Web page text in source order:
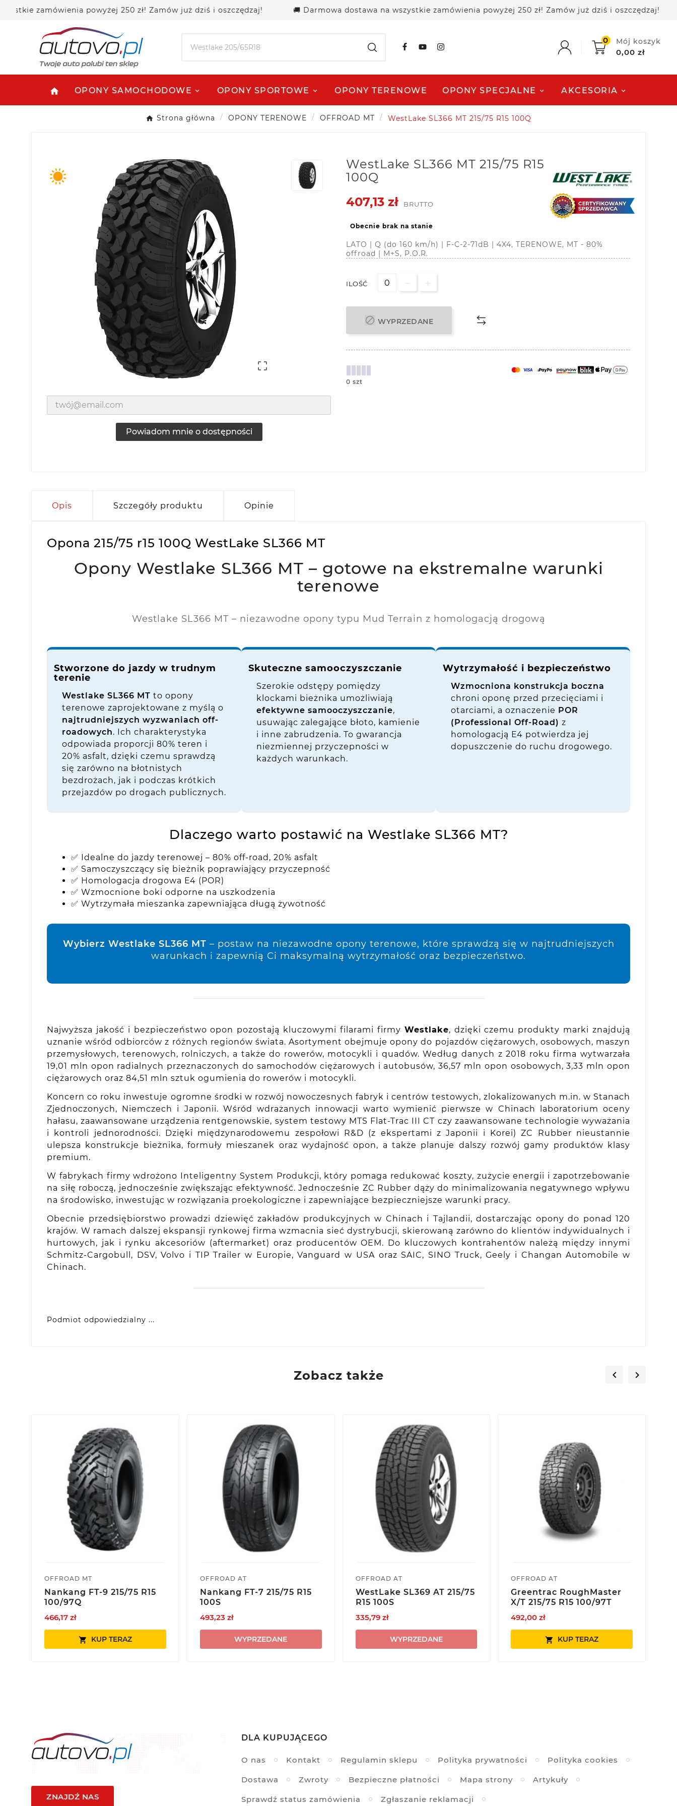
zamówienia powyżej 250 zł! Zamów już dziś i oszczędzaj! 🚚 Darmowa dostawa na wszystkie zamówienia powyżej 250 zł! Zamów już dziś i oszczędzaj!
0 Mój koszyk
0,00 zł
home OPONY SAMOCHODOWE OPONY SPORTOWE OPONY TERENOWE OPONY SPECJALNE AKCESORIA
Strona główna OPONY TERENOWE OFFROAD MT WestLake SL366 MT 215/75 R15 100Q

Powiadom mnie o dostępności
WestLake SL366 MT 215/75 R15
100Q
407,13 zł
BRUTTO
Obecnie brak na stanie
LATO | Q (do 160 km/h) | F-C-2-71dB | 4X4, TERENOWE, MT - 80%
offroad | M+S, P.O.R.
ILOŚĆ
 WYPRZEDANE
0 szt
Opis Szczegóły produktu Opinie
Opona 215/75 r15 100Q WestLake SL366 MT
Opony Westlake SL366 MT – gotowe na ekstremalne warunki
terenowe
Westlake SL366 MT – niezawodne opony typu Mud Terrain z homologacją drogową
Stworzone do jazdy w trudnym
terenie
Westlake SL366 MT to opony
terenowe zaprojektowane z myślą o
najtrudniejszych wyzwaniach off-
roadowych. Ich charakterystyka
odpowiada proporcji 80% teren i
20% asfalt, dzięki czemu sprawdzą
się zarówno na błotnistych
bezdrożach, jak i podczas krótkich
przejazdów po drogach publicznych.
Skuteczne samooczyszczanie
Szerokie odstępy pomiędzy
klockami bieżnika umożliwiają
efektywne samooczyszczanie,
usuwając zalegające błoto, kamienie
i inne zabrudzenia. To gwarancja
niezmiennej przyczepności w
każdych warunkach.
Wytrzymałość i bezpieczeństwo
Wzmocniona konstrukcja boczna
chroni oponę przed przecięciami i
otarciami, a oznaczenie POR
(Professional Off-Road) z
homologacją E4 potwierdza jej
dopuszczenie do ruchu drogowego.
Dlaczego warto postawić na Westlake SL366 MT?
✅ Idealne do jazdy terenowej – 80% off-road, 20% asfalt
✅ Samoczyszczący się bieżnik poprawiający przyczepność
✅ Homologacja drogowa E4 (POR)
✅ Wzmocnione boki odporne na uszkodzenia
✅ Wytrzymała mieszanka zapewniająca długą żywotność
Wybierz Westlake SL366 MT – postaw na niezawodne opony terenowe, które sprawdzą się w najtrudniejszych
warunkach i zapewnią Ci maksymalną wytrzymałość oraz bezpieczeństwo.
Najwyższa jakość i bezpieczeństwo opon pozostają kluczowymi filarami firmy Westlake, dzięki czemu produkty marki znajdują
uznanie wśród odbiorców z różnych regionów świata. Asortyment obejmuje opony do pojazdów ciężarowych, osobowych, maszyn
przemysłowych, terenowych, rolniczych, a także do rowerów, motocykli i quadów. Według danych z 2018 roku firma wytwarzała
19,01 mln opon radialnych przeznaczonych do samochodów ciężarowych i autobusów, 36,57 mln opon osobowych, 3,33 mln opon
ciężarowych oraz 84,51 mln sztuk ogumienia do rowerów i motocykli.
Koncern co roku inwestuje ogromne środki w rozwój nowoczesnych fabryk i centrów testowych, zlokalizowanych m.in. w Stanach
Zjednoczonych, Niemczech i Japonii. Wśród wdrażanych innowacji warto wymienić pierwsze w Chinach laboratorium oceny
hałasu, zaawansowane urządzenia rentgenowskie, system testowy MTS Flat-Trac III CT czy zaawansowane technologie wyważania
i kontroli jednorodności. Dzięki międzynarodowemu zespołowi R&D (z ekspertami z Japonii i Korei) ZC Rubber nieustannie
ulepsza konstrukcje bieżnika, formuły mieszanek oraz wydajność opon, a także planuje dalszy rozwój gamy produktów klasy
premium.
W fabrykach firmy wdrożono Inteligentny System Produkcji, który pomaga redukować koszty, zużycie energii i zapotrzebowanie
na siłę roboczą, jednocześnie zwiększając efektywność. Jednocześnie ZC Rubber dąży do minimalizowania negatywnego wpływu
na środowisko, inwestując w rozwiązania proekologiczne i zapewniające bezpieczniejsze warunki pracy.
Obecnie przedsiębiorstwo prowadzi dziewięć zakładów produkcyjnych w Chinach i Tajlandii, dostarczając opony do ponad 120
krajów. W ramach dalszej ekspansji rynkowej firma wzmacnia sieć dystrybucji, skierowaną zarówno do klientów indywidualnych i
hurtowych, jak i rynku akcesoriów (aftermarket) oraz producentów OEM. Do kluczowych kontrahentów należą między innymi
Schmitz-Cargobull, DSV, Volvo i TIP Trailer w Europie, Vanguard w USA oraz SAIC, SINO Truck, Geely i Changan Automobile w
Chinach.
Podmiot odpowiedzialny ...
Zobacz także  
OFFROAD MT
Nankang FT-9 215/75 R15
100/97Q
466,17 zł
 KUP TERAZ
OFFROAD AT
Nankang FT-7 215/75 R15
100S
493,23 zł
WYPRZEDANE
OFFROAD AT
WestLake SL369 AT 215/75
R15 100S
335,79 zł
WYPRZEDANE
OFFROAD AT
Greentrac RoughMaster
X/T 215/75 R15 100/97T
492,00 zł
 KUP TERAZ
ZNAJDŹ NAS
DLA KUPUJĄCEGO
O nas Kontakt Regulamin sklepu Polityka prywatności Polityka cookies
Dostawa Zwroty Bezpieczne płatności Mapa strony Artykuły
Sprawdź status zamówienia Zgłaszanie reklamacji